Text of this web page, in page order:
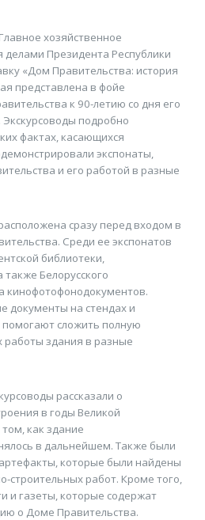
хозяйственное
делами Президента Республики
«Дом Правительства: история
представлена в фойе
к 90-летию со дня его
подробно
фактах, касающихся
экспонаты,
и его работой в разные
сразу перед входом в
Среди ее экспонатов
библиотеки,
Белорусского
кинофотофонодокументов.
документы на стендах и
сложить полную
работы здания в разные
рассказали о
в годы Великой
как здание
в дальнейшем. Также были
которые были найдены
строительных работ. Кроме того,
и газеты, которые содержат
о Доме Правительства.